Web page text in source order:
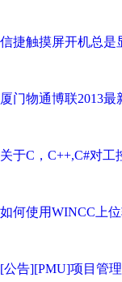
信捷触摸屏开机总是
厦门物通博联2013最
关于C，C++,C#对工
如何使用WINCC上
[公告][PMU]项目管